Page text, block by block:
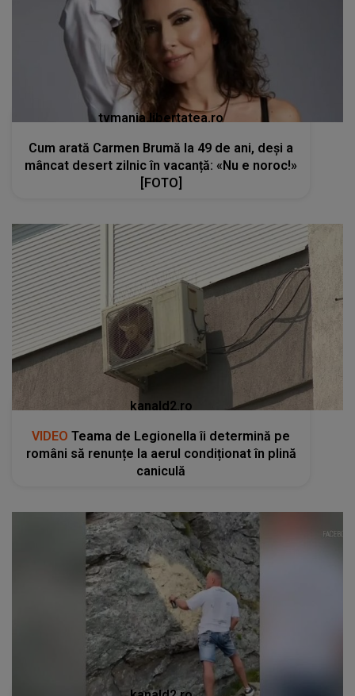
tvmania.libertatea.ro
Cum arată Carmen Brumă la 49 de ani, deși a
mâncat desert zilnic în vacanță: «Nu e noroc!»
[FOTO]
kanald2.ro
VIDEO Teama de Legionella îi determină pe
români să renunțe la aerul condiționat în plină
caniculă